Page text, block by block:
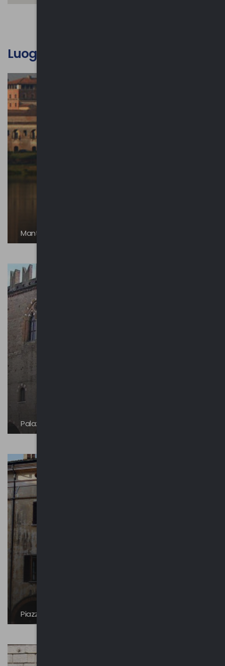
Luoghi d'interesse culturale
Mantova - Patrimonio UNESCO dal 2008
Palazzo Ducale di Mantova
Piazza Mantegna e altre